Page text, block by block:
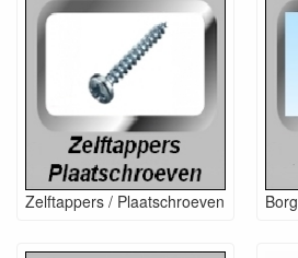
Zelftappers / Plaatschroeven